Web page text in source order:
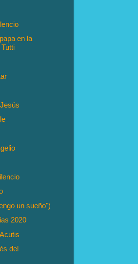
en la
un sueño")
2020
del